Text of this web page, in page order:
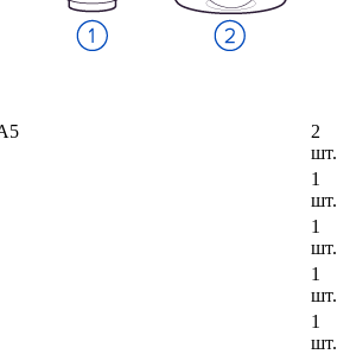
сменный А5
2
шт.
1
шт.
1
шт.
1
шт.
1
шт.